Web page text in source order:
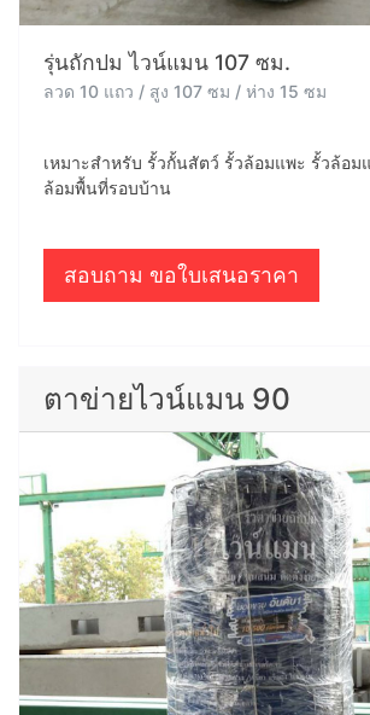
รุ่นถักปม ไวน์แมน 107 ซม.
ลวด 10 แถว / สูง 107 ซม / ห่าง 15 ซม
เหมาะสำหรับ รั้วกั้นสัตว์ รั้วล้อมแพะ รั้วล้อม
ล้อมพื้นที่รอบบ้าน
สอบถาม ขอใบเสนอราคา
ตาข่ายไวน์แมน 90